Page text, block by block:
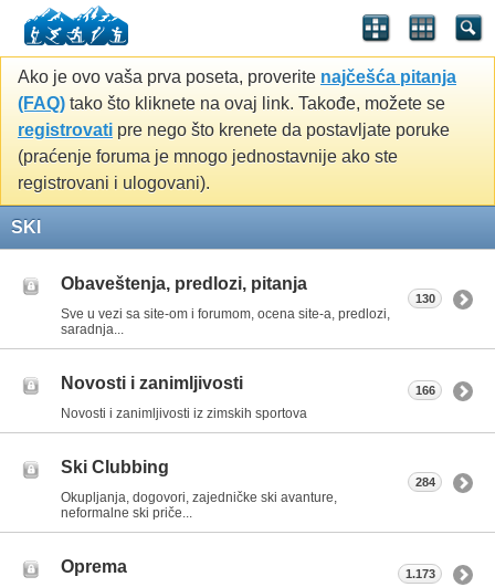
Ako je ovo vaša prva poseta, proverite najčešća pitanja
(FAQ) tako što kliknete na ovaj link. Takođe, možete se
registrovati pre nego što krenete da postavljate poruke
(praćenje foruma je mnogo jednostavnije ako ste
registrovani i ulogovani).
SKI
Obaveštenja, predlozi, pitanja
Sve u vezi sa site-om i forumom, ocena site-a, predlozi,
saradnja...
130
Novosti i zanimljivosti
Novosti i zanimljivosti iz zimskih sportova
166
Ski Clubbing
Okupljanja, dogovori, zajedničke ski avanture,
neformalne ski priče...
284
Oprema 1.173